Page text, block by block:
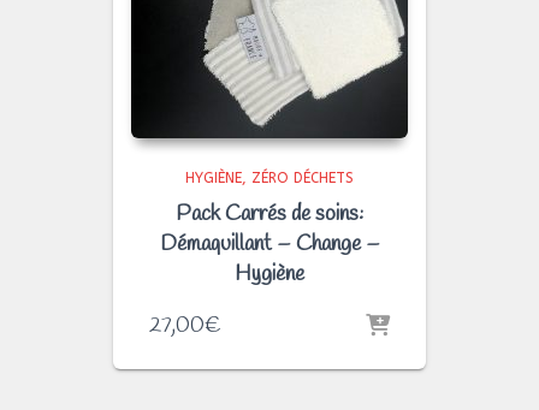
HYGIÈNE ZÉRO DÉCHETS
Pack Carrés de soins:
Démaquillant – Change –
Hygiène
27,00€